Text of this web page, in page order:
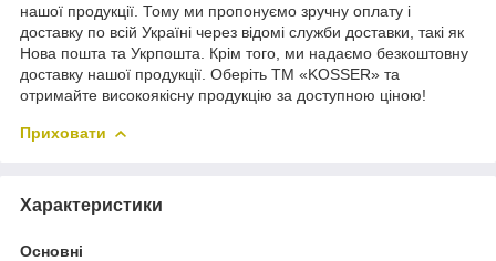
нашої продукції. Тому ми пропонуємо зручну оплату і
доставку по всій Україні через відомі служби доставки, такі як
Нова пошта та Укрпошта. Крім того, ми надаємо безкоштовну
доставку нашої продукції. Оберіть ТМ «KOSSER» та
отримайте високоякісну продукцію за доступною ціною!
Приховати
Характеристики
Основні